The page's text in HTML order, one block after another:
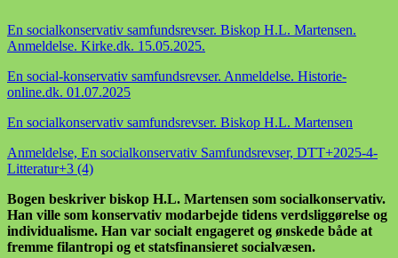
En socialkonservativ samfundsrevser. Biskop H.L. Martensen.
Anmeldelse. Kirke.dk. 15.05.2025.
En social-konservativ samfundsrevser. Anmeldelse. Historie-
online.dk. 01.07.2025
En socialkonservativ samfundsrevser. Biskop H.L. Martensen
Anmeldelse, En socialkonservativ Samfundsrevser, DTT+2025-4-
Litteratur+3 (4)
Bogen beskriver biskop H.L. Martensen som socialkonservativ.
Han ville som konservativ modarbejde tidens verdsliggørelse og
individualisme. Han var socialt engageret og ønskede både at
fremme filantropi og et statsfinansieret socialvæsen.